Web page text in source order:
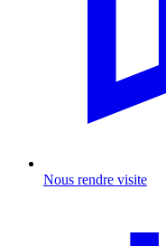
Nous rendre visite